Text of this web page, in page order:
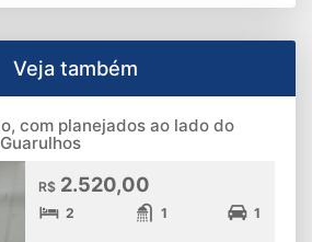
Veja também
com planejados ao lado do
R$ 2.520,00
2 1 1